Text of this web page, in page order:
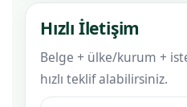
Hızlı İletişim
Belge + ülke/kurum +
hızlı teklif alabilirsiniz.